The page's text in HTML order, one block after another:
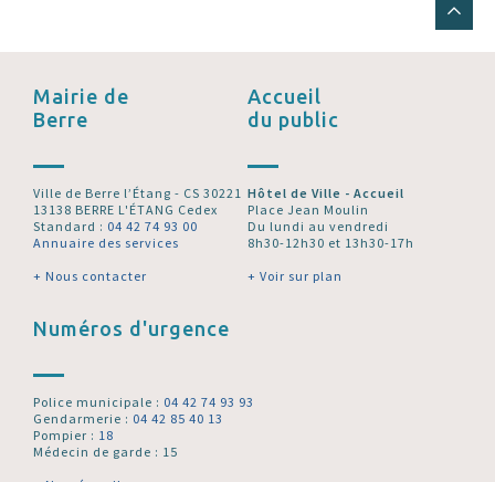
Mairie de
Berre
Ville de Berre l’Étang - CS 30221
13138 BERRE L'ÉTANG Cedex
Standard : 04 42 74 93 00
Annuaire des services
+ Nous contacter
Accueil
du public
Hôtel de Ville - Accueil
Place Jean Moulin
Du lundi au vendredi
8h30-12h30 et 13h30-17h
+ Voir sur plan
Numéros d'urgence
Police municipale : 04 42 74 93 93
Gendarmerie : 04 42 85 40 13
Pompier : 18
Médecin de garde : 15